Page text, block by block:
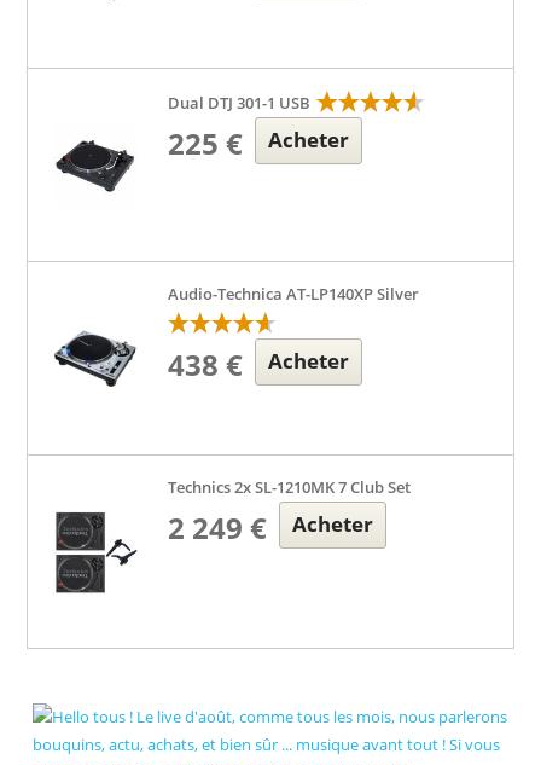
Dual DTJ 301-1 USB
225 € Acheter
Audio-Technica AT-LP140XP Silver
438 € Acheter
Technics 2x SL-1210MK 7 Club Set
2 249 € Acheter